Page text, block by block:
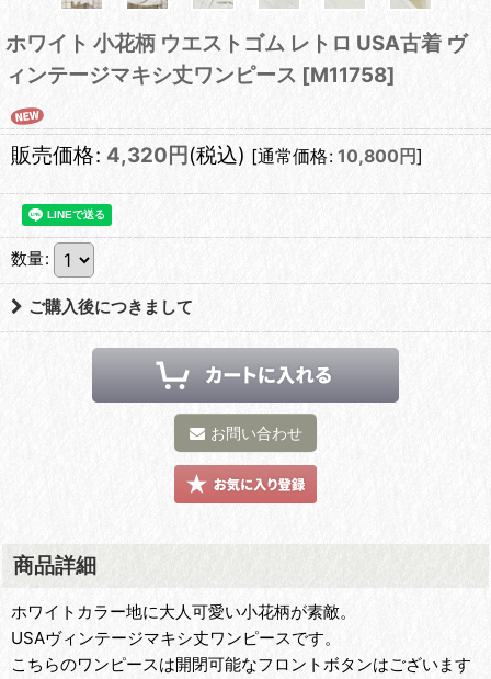
ホワイト 小花柄 ウエストゴム レトロ USA古着 ヴ
ィンテージマキシ丈ワンピース [M11758]
販売価格: 4,320 円 (税込) [通常価格: 10,800 円]
数量:
ご購入後につきまして
お問い合わせ
商品詳細
ホワイトカラー地に大人可愛い小花柄が素敵。
USAヴィンテージマキシ丈ワンピースです。
こちらのワンピースは開閉可能なフロントボタンはございます